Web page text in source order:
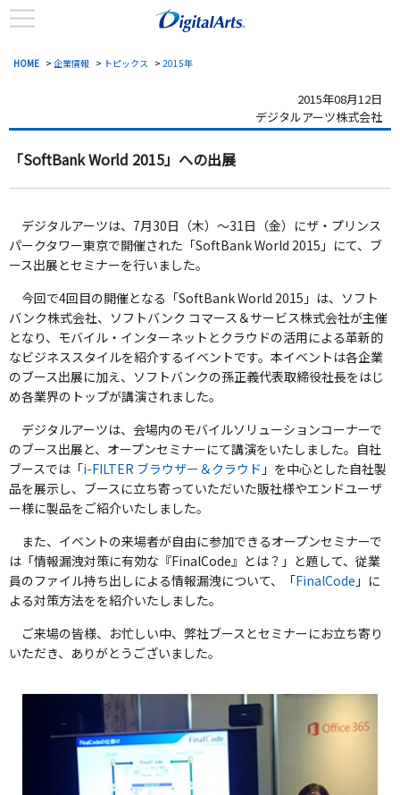
HOME > 企業情報 > トピックス > 2015年
2015年08月12日
デジタルアーツ株式会社
「SoftBank World 2015」への出展
デジタルアーツは、7月30日（木）～31日（金）にザ・プリンス
パークタワー東京で開催された「SoftBank World 2015」にて、ブ
ース出展とセミナーを行いました。
今回で4回目の開催となる「SoftBank World 2015」は、ソフト
バンク株式会社、ソフトバンク コマース＆サービス株式会社が主催
となり、モバイル・インターネットとクラウドの活用による革新的
なビジネススタイルを紹介するイベントです。本イベントは各企業
のブース出展に加え、ソフトバンクの孫正義代表取締役社長をはじ
め各業界のトップが講演されました。
デジタルアーツは、会場内のモバイルソリューションコーナーで
のブース出展と、オープンセミナーにて講演をいたしました。自社
ブースでは「i-FILTER ブラウザー＆クラウド 」を中心とした自社製
品を展示し、ブースに立ち寄っていただいた販社様やエンドユーザ
ー様に製品をご紹介いたしました。
また、イベントの来場者が自由に参加できるオープンセミナーで
は「情報漏洩対策に有効な『FinalCode』とは？」と題して、従業
員のファイル持ち出しによる情報漏洩について、「FinalCode 」に
よる対策方法をを紹介いたしました。
ご来場の皆様、お忙しい中、弊社ブースとセミナーにお立ち寄り
いただき、ありがとうございました。